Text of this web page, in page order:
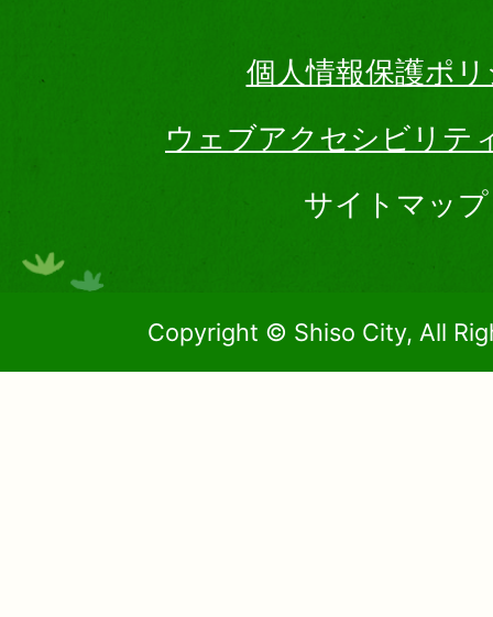
個人情報保護ポ
ウェブアクセシビリテ
サイトマップ
Copyright © Shiso City, All